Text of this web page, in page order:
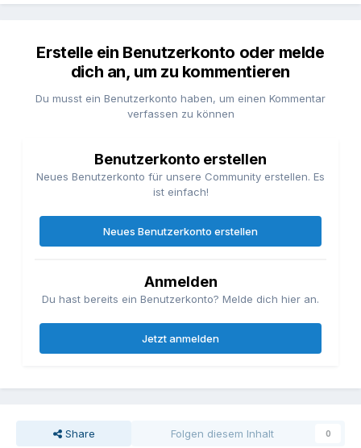
Erstelle ein Benutzerkonto oder melde
dich an, um zu kommentieren
Du musst ein Benutzerkonto haben, um einen Kommentar
verfassen zu können
Benutzerkonto erstellen
Neues Benutzerkonto für unsere Community erstellen. Es
ist einfach!
Neues Benutzerkonto erstellen
Anmelden
Du hast bereits ein Benutzerkonto? Melde dich hier an.
Jetzt anmelden
Share Folgen diesem Inhalt 0